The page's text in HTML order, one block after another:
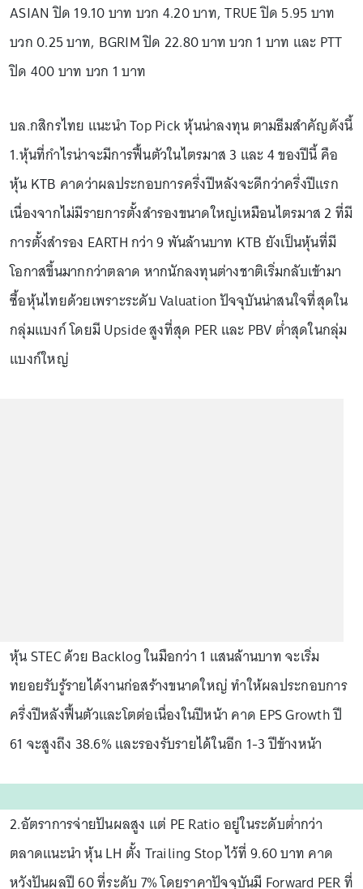
ASIAN ปิด 19.10 บาท บวก 4.20 บาท, TRUE ปิด 5.95 บาท
บวก 0.25 บาท, BGRIM ปิด 22.80 บาท บวก 1 บาท และ PTT
ปิด 400 บาท บวก 1 บาท
บล.กสิกรไทย แนะนำ Top Pick หุ้นน่าลงทุน ตามธีมสำคัญดังนี้
1.หุ้นที่กำไรน่าจะมีการฟื้นตัวในไตรมาส 3 และ 4 ของปีนี้ คือ
หุ้น KTB คาดว่าผลประกอบการครึ่งปีหลังจะดีกว่าครึ่งปีแรก
เนื่องจากไม่มีรายการตั้งสำรองขนาดใหญ่เหมือนไตรมาส 2 ที่มี
การตั้งสำรอง EARTH กว่า 9 พันล้านบาท KTB ยังเป็นหุ้นที่มี
โอกาสขึ้นมากกว่าตลาด หากนักลงทุนต่างชาติเริ่มกลับเข้ามา
ซื้อหุ้นไทยด้วยเพราะระดับ Valuation ปัจจุบันน่าสนใจที่สุดใน
กลุ่มแบงก์ โดยมี Upside สูงที่สุด PER และ PBV ต่ำสุดในกลุ่ม
แบงก์ใหญ่
หุ้น STEC ด้วย Backlog ในมือกว่า 1 แสนล้านบาท จะเริ่ม
ทยอยรับรู้รายได้งานก่อสร้างขนาดใหญ่ ทำให้ผลประกอบการ
ครึ่งปีหลังฟื้นตัวและโตต่อเนื่องในปีหน้า คาด EPS Growth ปี
61 จะสูงถึง 38.6% และรองรับรายได้ในอีก 1-3 ปีข้างหน้า
2.อัตราการจ่ายปันผลสูง แต่ PE Ratio อยู่ในระดับต่ำกว่า
ตลาดแนะนำ หุ้น LH ตั้ง Trailing Stop ไว้ที่ 9.60 บาท คาด
หวังปันผลปี 60 ที่ระดับ 7% โดยราคาปัจจุบันมี Forward PER ที่